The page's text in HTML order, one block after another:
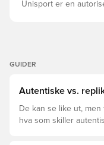
Main Material: 100%
Unisport er en
GUIDER
Autentiske vs.
De kan se like ut,
hva som skiller